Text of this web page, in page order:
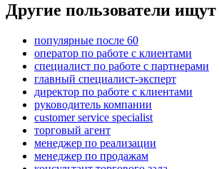
Другие пользователи ищут
популярные после 60
оператор по работе с клиентами
специалист по работе с партнерами
главный специалист-эксперт
директор по работе с клиентами
руководитель компании
customer service specialist
торговый агент
менеджер по реализации
менеджер по продажам